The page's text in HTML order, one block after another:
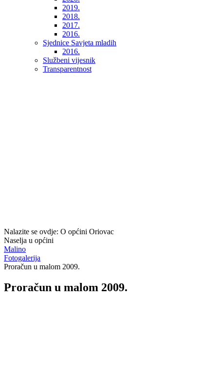
2019.
2018.
2017.
2016.
Sjednice Savjeta mladih
2016.
Službeni vijesnik
Transparentnost
Nalazite se ovdje: O općini Oriovac
Naselja u općini
Malino
Fotogalerija
Proračun u malom 2009.
Proračun u malom 2009.